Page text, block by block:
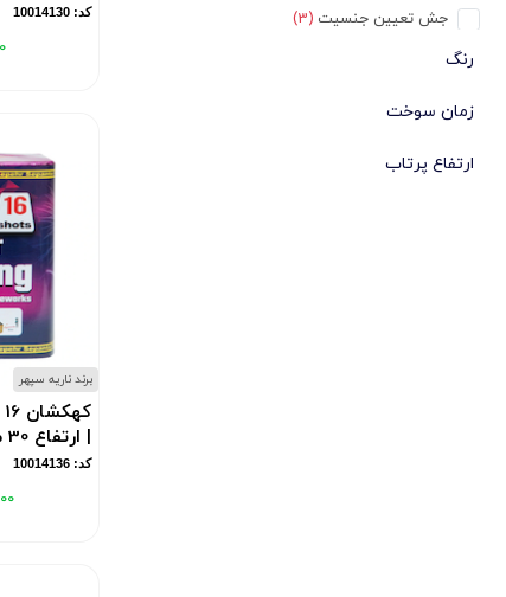
جش تعیین جنسیت(3)
روی کیک تولد
روی کیک عروسی
فضای بسته
رنگ
زمان سوخت
ارتفاع پرتاب
کد: 10014130
برند ناریه سپهر
| ارتفاع 30 متر
کد: 10014136